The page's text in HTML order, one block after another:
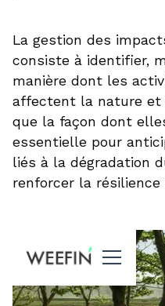
La gestion des
consiste à identifier,
manière dont les
affectent la nature et
que la façon dont
essentielle pour
liés à la dégradation
renforcer la